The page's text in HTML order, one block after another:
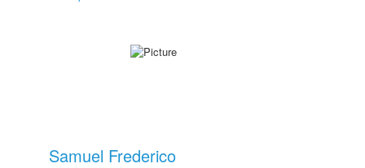
Samuel Frederico